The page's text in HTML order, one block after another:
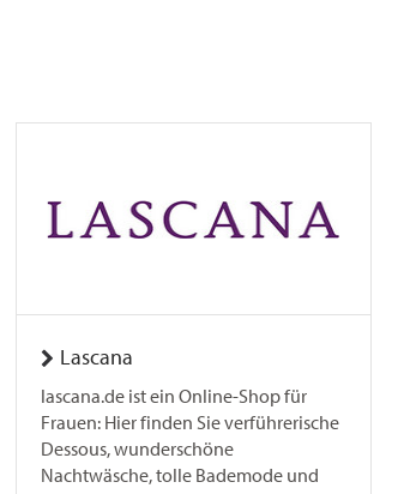
Lascana
lascana.de ist ein Online-Shop für
Frauen: Hier finden Sie verführerische
Dessous, wunderschöne
Nachtwäsche, tolle Bademode und